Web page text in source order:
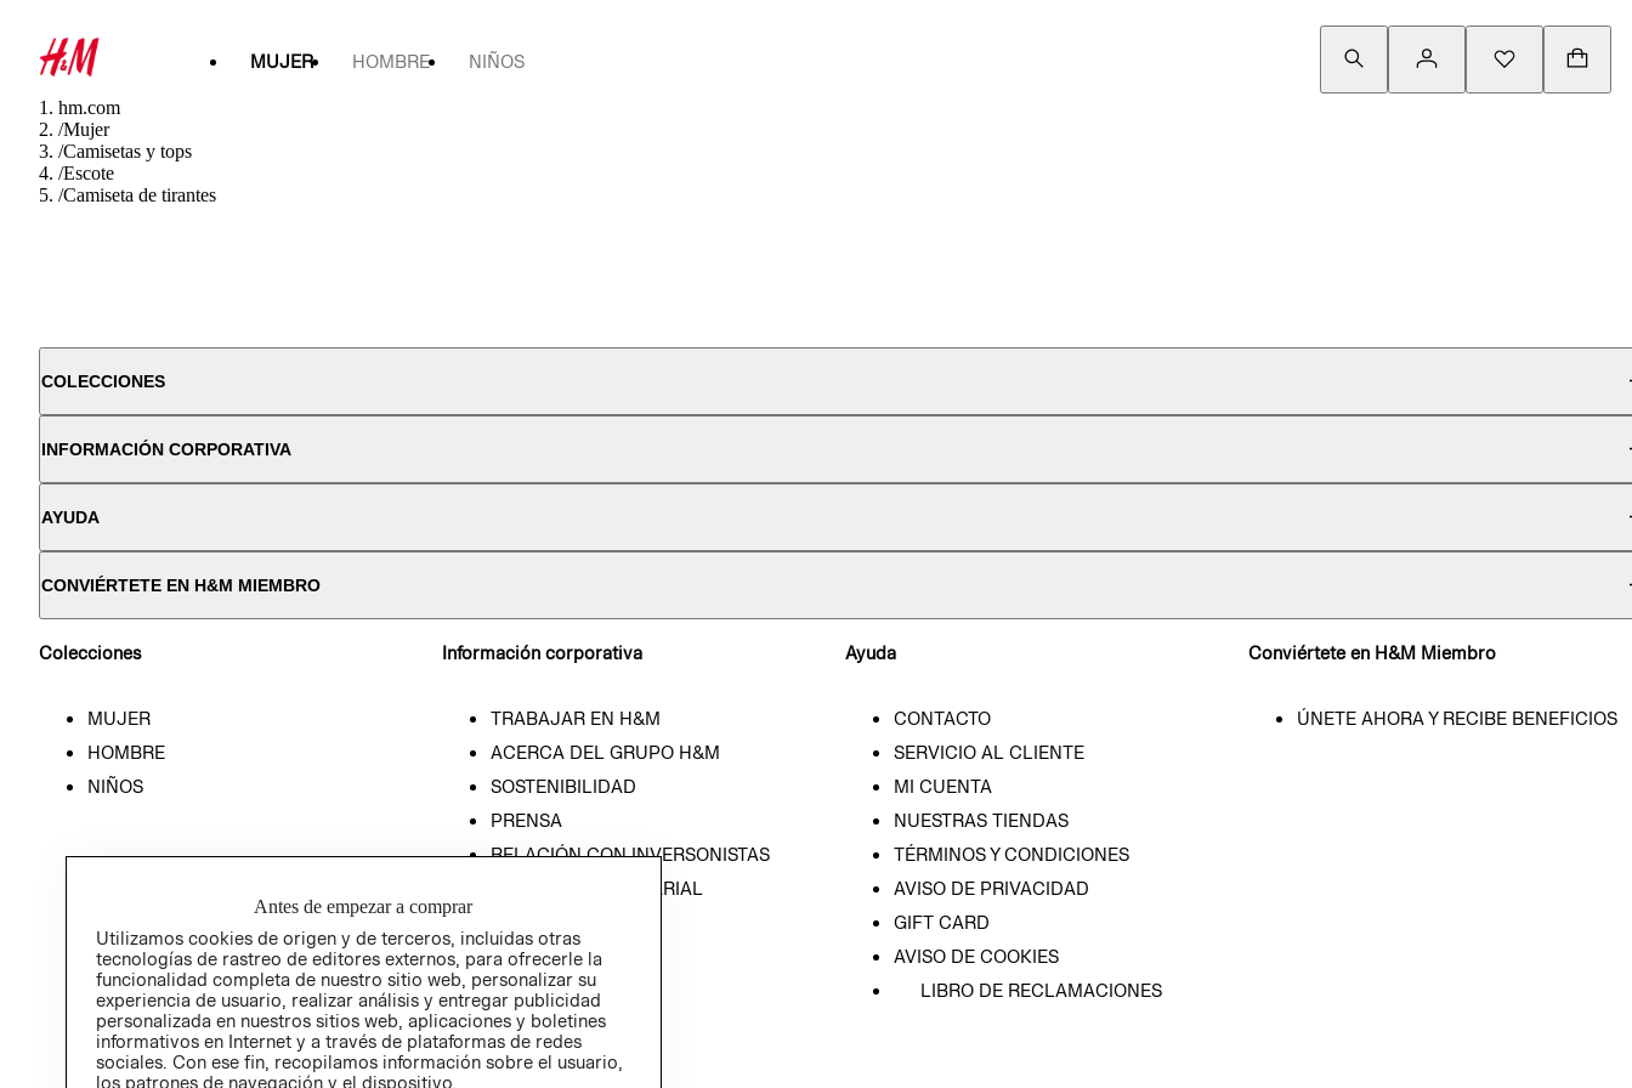
MUJER HOMBRE NIÑOS
hm.com
/Mujer
/Camisetas y tops
/Escote
/Camiseta de tirantes
COLECCIONES
INFORMACIÓN CORPORATIVA
AYUDA
CONVIÉRTETE EN H&M MIEMBRO
Colecciones
MUJER
HOMBRE
NIÑOS
Información corporativa
TRABAJAR EN H&M
ACERCA DEL GRUPO H&M
SOSTENIBILIDAD
PRENSA
RELACIÓN CON INVERSONISTAS
POLÍTICA EMPRESARIAL
Ayuda
CONTACTO
SERVICIO AL CLIENTE
MI CUENTA
NUESTRAS TIENDAS
TÉRMINOS Y CONDICIONES
AVISO DE PRIVACIDAD
GIFT CARD
AVISO DE COOKIES
LIBRO DE RECLAMACIONES
Conviértete en H&M Miembro
ÚNETE AHORA Y RECIBE BENEFICIOS
Antes de empezar a comprar
Utilizamos cookies de origen y de terceros, incluidas otras
tecnologías de rastreo de editores externos, para ofrecerle la
funcionalidad completa de nuestro sitio web, personalizar su
experiencia de usuario, realizar análisis y entregar publicidad
personalizada en nuestros sitios web, aplicaciones y boletines
informativos en Internet y a través de plataformas de redes
sociales. Con ese fin, recopilamos información sobre el usuario,
los patrones de navegación y el dispositivo.